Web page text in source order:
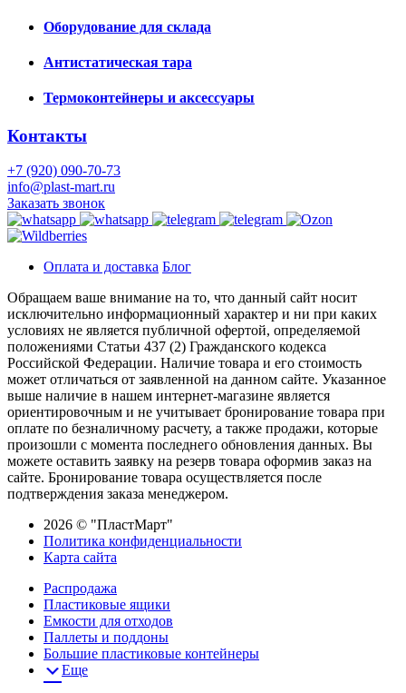
Оборудование для склада
Антистатическая тара
Термоконтейнеры и аксессуары
Контакты
+7 (920) 090-70-73
info@plast-mart.ru
Заказать звонок
Оплата и доставка Блог
Обращаем ваше внимание на то, что данный сайт носит
исключительно информационный характер и ни при каких
условиях не является публичной офертой, определяемой
положениями Статьи 437 (2) Гражданского кодекса
Российской Федерации. Наличие товара и его стоимость
может отличаться от заявленной на данном сайте. Указанное
выше наличие в нашем интернет-магазине является
ориентировочным и не учитывает бронирование товара при
оплате по безналичному расчету, а также продажи, которые
произошли с момента последнего обновления данных. Вы
можете оставить заявку на резерв товара оформив заказ на
сайте. Бронирование товара осуществляется после
подтверждения заказа менеджером.
2026 © "ПластМарт"
Политика конфиденциальности
Карта сайта
Распродажа
Пластиковые ящики
Емкости для отходов
Паллеты и поддоны
Большие пластиковые контейнеры
Еще